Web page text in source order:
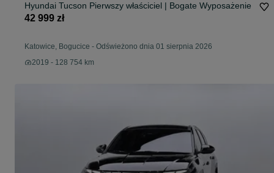
Hyundai Tucson Pierwszy właściciel | Bogate Wyposażenie
42 999 zł
Katowice, Bogucice - Odświeżono dnia 01 sierpnia 2026
2019 - 128 754 km